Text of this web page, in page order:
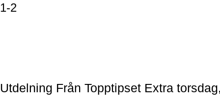
1-2
Utdelning Från Topptipset Extra